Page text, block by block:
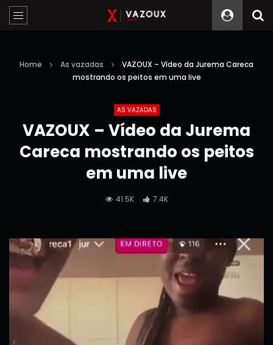
Home As vazadas
VAZOUX – Vídeo da Jurema Careca
mostrando os peitos em uma live
AS VAZADAS
VAZOUX – Vídeo da Jurema
Careca mostrando os peitos
em uma live
41.5K 7.4K
Reprodutor
vídeo